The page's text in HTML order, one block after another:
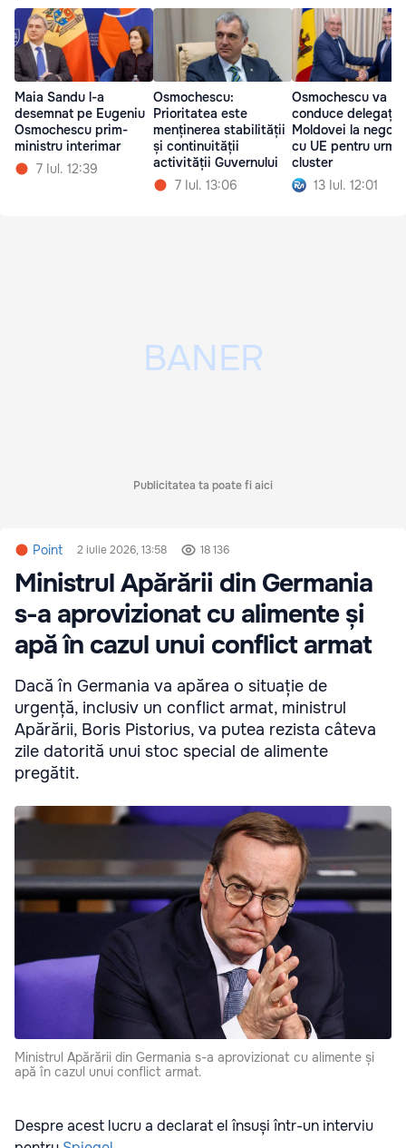
Maia Sandu l-a
desemnat pe Eugeniu
Osmochescu prim-
ministru interimar
7 Iul. 12:39
Osmochescu:
Prioritatea este
menținerea stabilității
și continuității
activității Guvernului
7 Iul. 13:06
Osmochescu va
conduce delegația
Moldovei la
cu UE pentru
cluster
13 Iul. 12:01
Publicitatea ta poate fi aici
Point 2 iulie 2026, 13:58 18 136
Ministrul Apărării din Germania
s-a aprovizionat cu alimente și
apă în cazul unui conflict armat
Dacă în Germania va apărea o situație de
urgență, inclusiv un conflict armat, ministrul
Apărării, Boris Pistorius, va putea rezista câteva
zile datorită unui stoc special de alimente
pregătit.
Ministrul Apărării din Germania s-a aprovizionat cu alimente și
apă în cazul unui conflict armat.
Despre acest lucru a declarat el însuși într-un interviu